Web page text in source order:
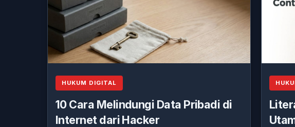
HUKUM DIGITAL
10 Cara Melindungi Data Pribadi di
Internet dari Hacker